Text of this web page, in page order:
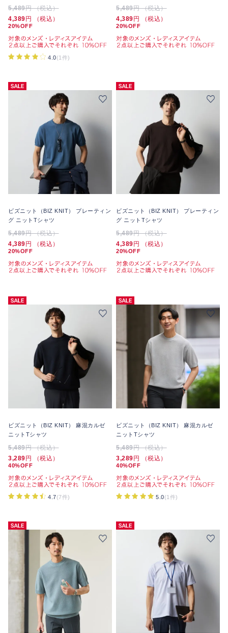
5,489円 （税込）
4,389円 （税込）
20%OFF
4.0(1件)
5,489円 （税込）
4,389円 （税込）
20%OFF
ビズニット（BIZ KNIT） プレーティン
グ ニットTシャツ
5,489円 （税込）
4,389円 （税込）
20%OFF
ビズニット（BIZ KNIT） プレーティン
グ ニットTシャツ
5,489円 （税込）
4,389円 （税込）
20%OFF
ビズニット（BIZ KNIT） 麻混カルゼ
ニットTシャツ
5,489円 （税込）
3,289円 （税込）
40%OFF
4.7(7件)
ビズニット（BIZ KNIT） 麻混カルゼ
ニットTシャツ
5,489円 （税込）
3,289円 （税込）
40%OFF
5.0(1件)